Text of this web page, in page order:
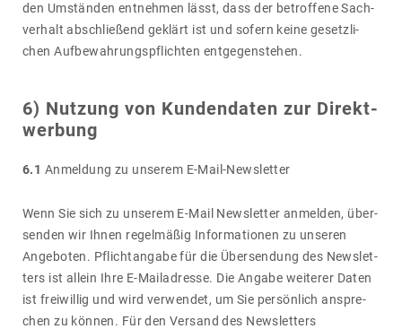
den Umständen entnehmen lässt, dass der betrof­fene Sach­
ver­halt abschlie­ßend geklärt ist und sofern keine gesetz­li­
chen Aufbe­wah­rungs­pflichten entge­gen­stehen.
6) Nutzung von Kunden­daten zur Direkt­
wer­bung
6.1 Anmel­dung zu unserem E-Mail-News­letter
Wenn Sie sich zu unserem E-Mail News­letter anmelden, über­
senden wir Ihnen regel­mäßig Infor­ma­tionen zu unseren
Ange­boten. Pflicht­an­gabe für die Übersen­dung des News­let­
ters ist allein Ihre E-Mail­adresse. Die Angabe weiterer Daten
ist frei­willig und wird verwendet, um Sie persön­lich anspre­
chen zu können. Für den Versand des News­let­ters